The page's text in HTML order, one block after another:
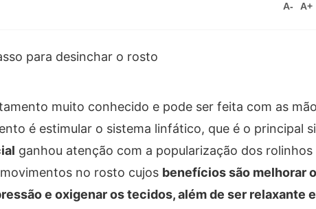
A- A+
muito conhecido e pode ser feita com as
é estimular o sistema linfático, que é o principal
ganhou atenção com a popularização dos rolinhos
no rosto cujos benefícios são melhorar
e oxigenar os tecidos, além de ser relaxante